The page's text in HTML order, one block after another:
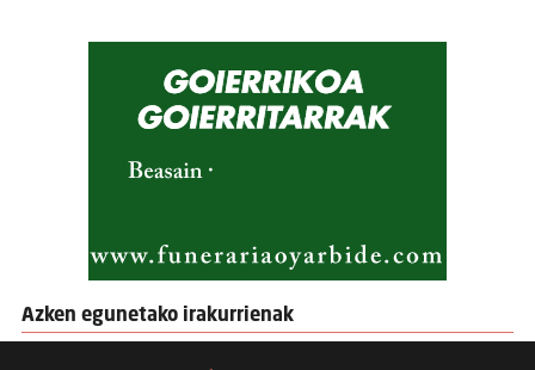
Azken egunetako irakurrienak